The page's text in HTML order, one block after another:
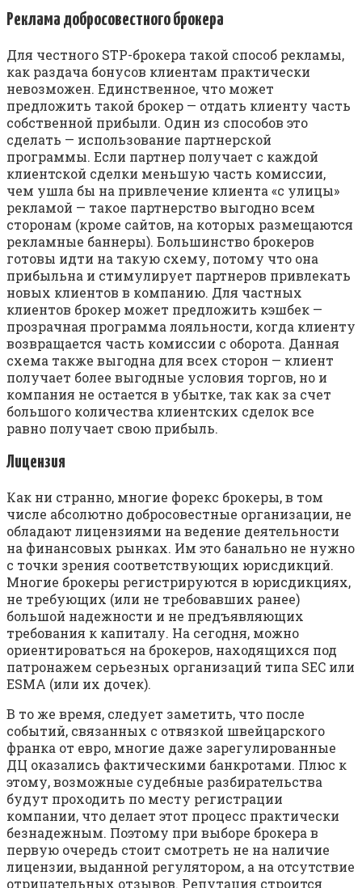
Реклама добросовестного брокера
Для честного STP-брокера такой способ рекламы,
как раздача бонусов клиентам практически
невозможен. Единственное, что может
предложить такой брокер — отдать клиенту часть
собственной прибыли. Один из способов это
сделать — использование партнерской
программы. Если партнер получает с каждой
клиентской сделки меньшую часть комиссии,
чем ушла бы на привлечение клиента «с улицы»
рекламой — такое партнерство выгодно всем
сторонам (кроме сайтов, на которых размещаются
рекламные баннеры). Большинство брокеров
готовы идти на такую схему, потому что она
прибыльна и стимулирует партнеров привлекать
новых клиентов в компанию. Для частных
клиентов брокер может предложить кэшбек —
прозрачная программа лояльности, когда клиенту
возвращается часть комиссии с оборота. Данная
схема также выгодна для всех сторон — клиент
получает более выгодные условия торгов, но и
компания не остается в убытке, так как за счет
большого количества клиентских сделок все
равно получает свою прибыль.
Лицензия
Как ни странно, многие форекс брокеры, в том
числе абсолютно добросовестные организации, не
обладают лицензиями на ведение деятельности
на финансовых рынках. Им это банально не нужно
с точки зрения соответствующих юрисдикций.
Многие брокеры регистрируются в юрисдикциях,
не требующих (или не требовавших ранее)
большой надежности и не предъявляющих
требования к капиталу. На сегодня, можно
ориентироваться на брокеров, находящихся под
патронажем серьезных организаций типа SEC или
ESMA (или их дочек).
В то же время, следует заметить, что после
событий, связанных с отвязкой швейцарского
франка от евро, многие даже зарегулированные
ДЦ оказались фактическими банкротами. Плюс к
этому, возможные судебные разбирательства
будут проходить по месту регистрации
компании, что делает этот процесс практически
безнадежным. Поэтому при выборе брокера в
первую очередь стоит смотреть не на наличие
лицензии, выданной регулятором, а на отсутствие
отрицательных отзывов. Репутация строится